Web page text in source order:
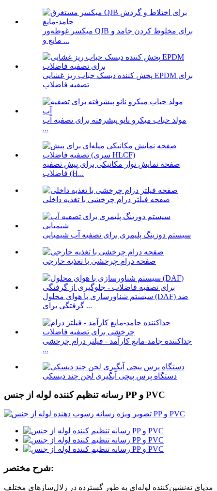
میکسر غوطه‌ور QJB برای مخلوط کردن جامد و
مایع و ...
پخش کننده دیسک حباب ریز غشایی EPDM برای
تصفیه فاضلاب
مولد حباب میکرو نانو پیشرفته برای تصفیه آب
...
صفحه نمایش نوار مکانیکی برای پیش تصفیه
فاضلاب (H...
صفحه فیلتر درام چرخشی با تغذیه داخلی
سیستم دوزینگ پلیمری برای تصفیه آب شیمیایی
صفحه درام چرخشی با تغذیه خارجی
سیستم شناورسازی با هوای محلول (DAF) ضد
گرفتگی برای ...
جداکننده جامد-مایع کارآمد - فیلتر درام چرخشی
...
دستگاه پرس پیچی آبگیری لجن چند دیسکی
رسانه تنظیم کننده لوله از جنس PP و PVC
شرح مختصر:
مدیای ته‌نشین‌کننده لوله‌ای به طور گسترده در زلال‌سازهای مختلف